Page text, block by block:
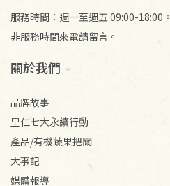
服務時間：週一至週五 09:00-18:00。
非服務時間來電請留言。
關於我們
品牌故事
里仁七大永續行動
產品/有機蔬果把關
大事記
媒體報導